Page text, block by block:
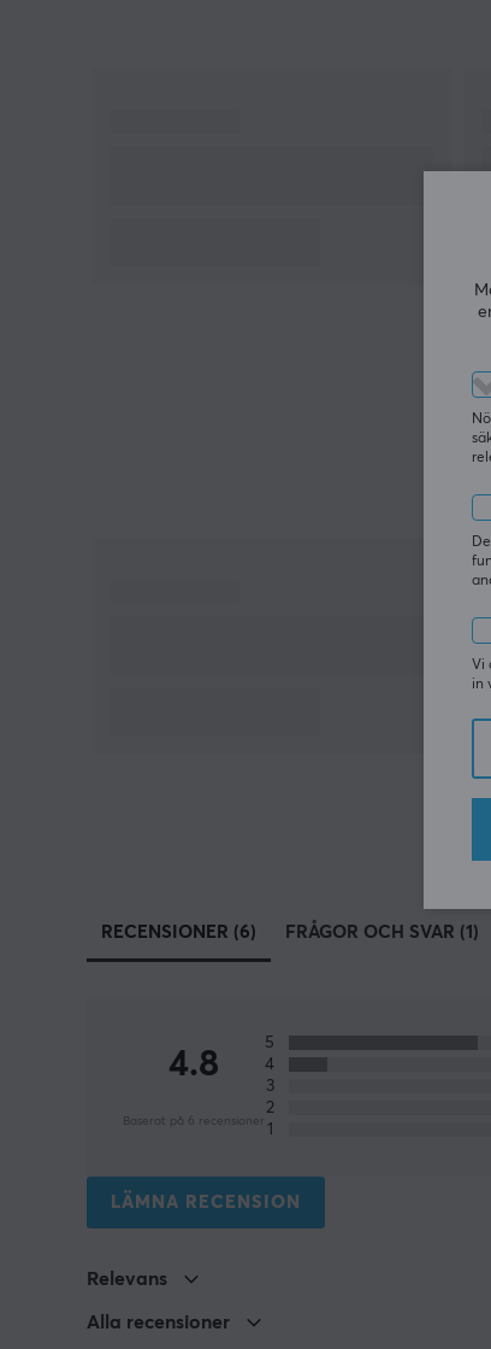
RECENSIONER (6) FRÅGOR OCH SVAR (1)
4.8
Baserat på 6 recensioner
5
4
3
2
1
LÄMNA RECENSION
Relevans
Alla recensioner
Vi
in